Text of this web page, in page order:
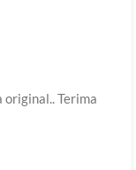
original.. Terima